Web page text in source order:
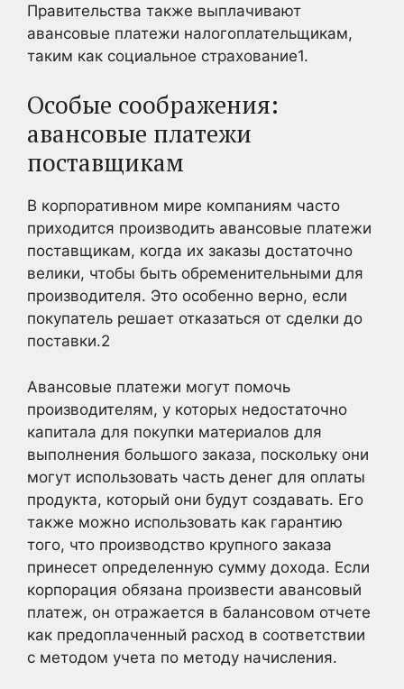
Правительства также выплачивают
авансовые платежи налогоплательщикам,
таким как социальное страхование1.
Особые соображения:
авансовые платежи
поставщикам
В корпоративном мире компаниям часто
приходится производить авансовые платежи
поставщикам, когда их заказы достаточно
велики, чтобы быть обременительными для
производителя. Это особенно верно, если
покупатель решает отказаться от сделки до
поставки.2
Авансовые платежи могут помочь
производителям, у которых недостаточно
капитала для покупки материалов для
выполнения большого заказа, поскольку они
могут использовать часть денег для оплаты
продукта, который они будут создавать. Его
также можно использовать как гарантию
того, что производство крупного заказа
принесет определенную сумму дохода. Если
корпорация обязана произвести авансовый
платеж, он отражается в балансовом отчете
как предоплаченный расход в соответствии
с методом учета по методу начисления.